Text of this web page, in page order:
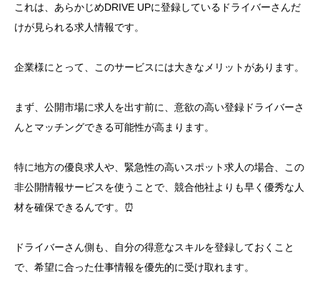
これは、あらかじめDRIVE UPに登録しているドライバーさんだ
けが見られる求人情報です。
企業様にとって、このサービスには大きなメリットがあります。
まず、公開市場に求人を出す前に、意欲の高い登録ドライバーさ
んとマッチングできる可能性が高まります。
特に地方の優良求人や、緊急性の高いスポット求人の場合、この
非公開情報サービスを使うことで、競合他社よりも早く優秀な人
材を確保できるんです。⏰
ドライバーさん側も、自分の得意なスキルを登録しておくこと
で、希望に合った仕事情報を優先的に受け取れます。